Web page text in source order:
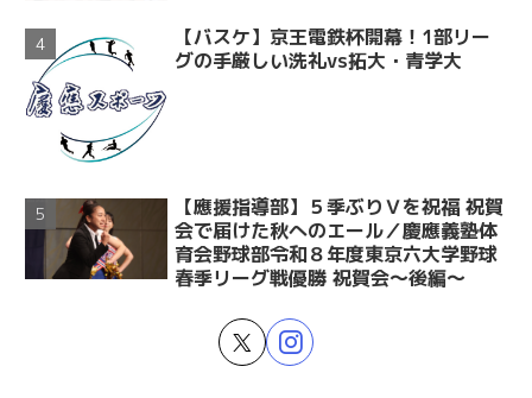
【バスケ】京王電鉄杯開幕！1部リー
グの手厳しい洗礼vs拓大・青学大
【應援指導部】５季ぶりＶを祝福 祝賀
会で届けた秋へのエール／慶應義塾体
育会野球部令和８年度東京六大学野球
春季リーグ戦優勝 祝賀会～後編～